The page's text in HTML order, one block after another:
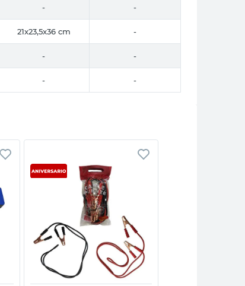
- -
21x23,5x36 cm -
- -
- -
Vista rápida